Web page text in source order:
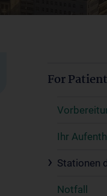
For
Ihr
Stationen
Notfall